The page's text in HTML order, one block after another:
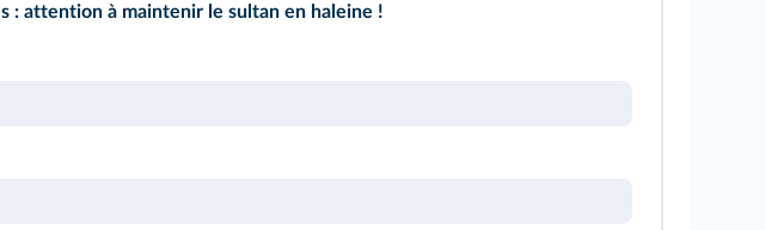
: attention à maintenir le sultan en haleine !